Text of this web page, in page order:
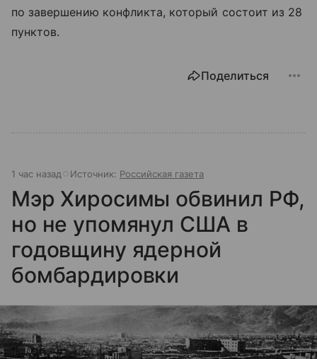
по завершению конфликта, который состоит из 28
пунктов.
Поделиться
1 час назад Источник: Российская газета
Мэр Хиросимы обвинил РФ,
но не упомянул США в
годовщину ядерной
бомбардировки